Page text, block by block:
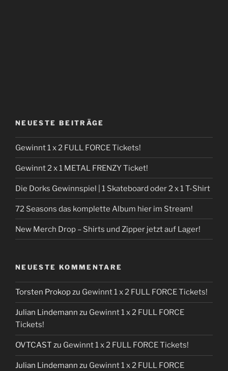
NEUESTE BEITRÄGE
Gewinnt 1 x 2 FULL FORCE Tickets!
Gewinnt 2 x 1 METAL FRENZY Ticket!
Die Dorks Gewinnspiel | 1 Skateboard oder 2 x 1 T-Shirt
72 Seasons das komplette Album hier im Stream!
New Merch Drop – Shirts und Zipper jetzt auf Lager!
NEUESTE KOMMENTARE
Torsten Prokopzu Gewinnt 1 x 2 FULL FORCE Tickets!
Julian Lindemann zu Gewinnt 1 x 2 FULL FORCE
Tickets!
OVTCAST zu Gewinnt 1 x 2 FULL FORCE Tickets!
Julian Lindemann zu Gewinnt 1 x 2 FULL FORCE